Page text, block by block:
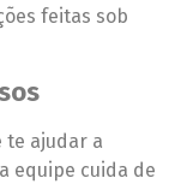
feitas sob
te ajudar a
equipe cuida de